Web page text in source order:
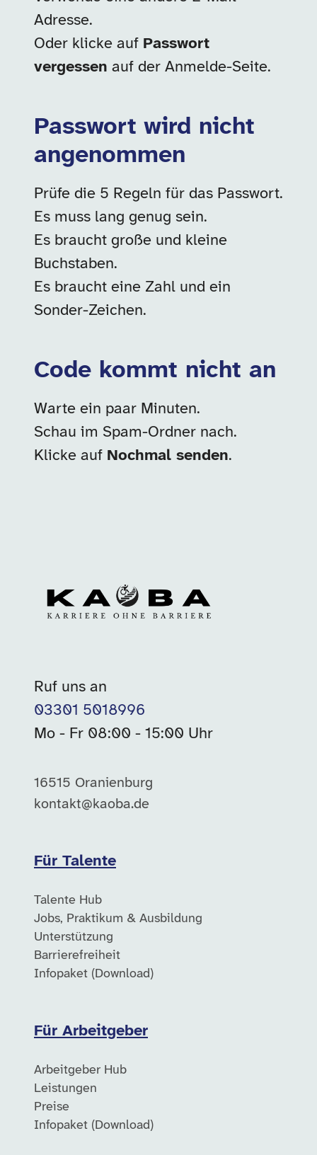
Adresse.
Oder klicke auf Passwort
vergessen auf der Anmelde-Seite.
Passwort wird nicht
angenommen
Prüfe die 5 Regeln für das Passwort.
Es muss lang genug sein.
Es braucht große und kleine
Buchstaben.
Es braucht eine Zahl und ein
Sonder-Zeichen.
Code kommt nicht an
Warte ein paar Minuten.
Schau im Spam-Ordner nach.
Klicke auf Nochmal senden.
Ruf uns an
03301 5018996
Mo - Fr 08:00 - 15:00 Uhr
16515 Oranienburg
kontakt@kaoba.de
Für Talente
Talente Hub
Jobs, Praktikum & Ausbildung
Unterstützung
Barrierefreiheit
Infopaket (Download)
Für Arbeitgeber
Arbeitgeber Hub
Leistungen
Preise
Infopaket (Download)